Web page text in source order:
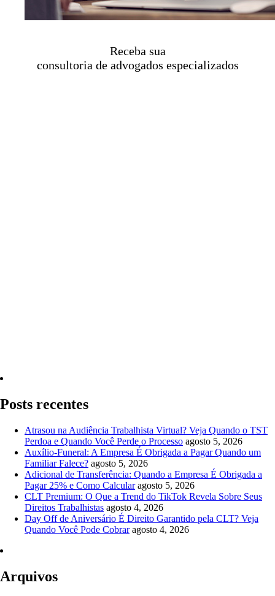
Receba sua
consultoria de advogados especializados
Posts recentes
Atrasou na Audiência Trabalhista Virtual? Veja Quando o TST
Perdoa e Quando Você Perde o Processo agosto 5, 2026
Auxílio-Funeral: A Empresa É Obrigada a Pagar Quando um
Familiar Falece? agosto 5, 2026
Adicional de Transferência: Quando a Empresa É Obrigada a
Pagar 25% e Como Calcular agosto 5, 2026
CLT Premium: O Que a Trend do TikTok Revela Sobre Seus
Direitos Trabalhistas agosto 4, 2026
Day Off de Aniversário É Direito Garantido pela CLT? Veja
Quando Você Pode Cobrar agosto 4, 2026
Arquivos